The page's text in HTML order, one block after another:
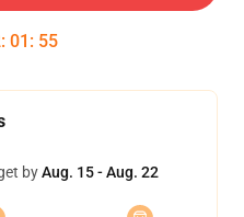
: 01 : 54
byAug. 15 - Aug. 22